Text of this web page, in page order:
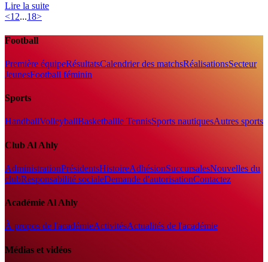
Lire la suite
<1 2...18>
Football
Première équipeRésultatsCalendrier des matchsRéalisationsSecteur
JeunesFootball féminin
Sports
HandballVolleyballBasketballle TennisSports nautiquesAutres sports
Club Al Ahly
AdministrationPrésidentsHistoireAdhésionSuccursalesNouvelles du
clubResponsabilité socialeDemande d'autorisationContactez
Académie Al Ahly
À propos de l'académieActivitésActualités de l'académie
Médias et vidéos